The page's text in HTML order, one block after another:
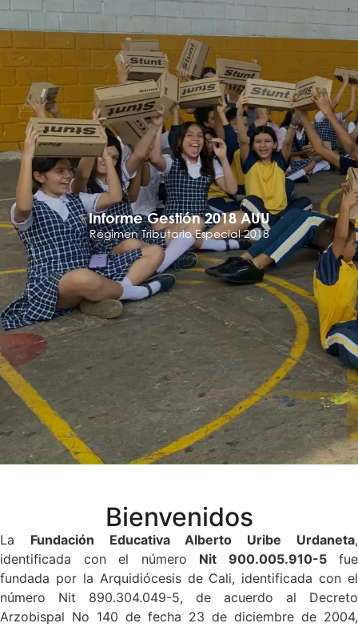
Informe Gestión 2018 AUU
Régimen Tributario Especial 2018
Bienvenidos
La Fundación Educativa Alberto Uribe Urdaneta,
identificada con el número Nit 900.005.910-5fue
fundada por la Arquidiócesis de Cali, identificada con el
número Nit 890.304.049-5, de acuerdo al Decreto
Arzobispal No 140 de fecha 23 de diciembre de 2004,